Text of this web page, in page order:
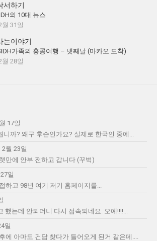
서하기
의 10대 뉴스
월 31일
는이야기
가족의 홍콩여행 – 넷째날 (마카오 도착)
월 28일
17일
니까? 왜구 후손인가요? 실제로 한국인 중에...
2월 23일
만에 안부 전하고 갑니다 (꾸벅)
일
하고 98년 여기 저기 홈페이지를...
했는데 안되더니 다시 접속되네요. 오예!!!!...
일
에 아마도 건담 찾다가 들어오게 된거 같은데....